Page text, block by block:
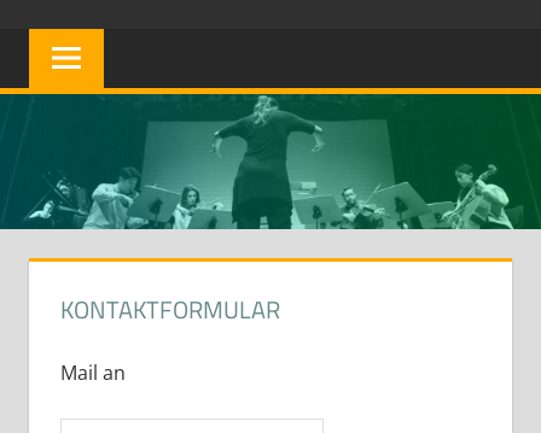
KONTAKTFORMULAR
Mail an